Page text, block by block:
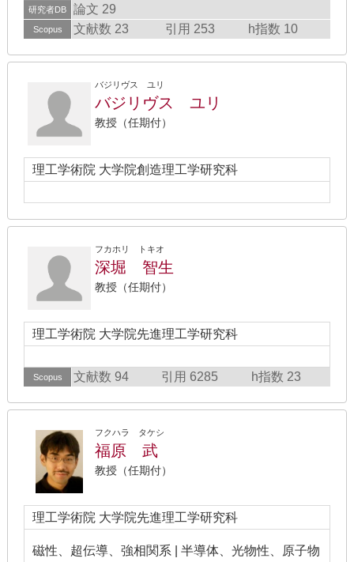
研究者DB 論文 29
Scopus 文献数 23 引用 253 h指数 10
バジリヴス ユリ
バジリヴス ユリ
教授（任期付）
理工学術院 大学院創造理工学研究科
フカホリ トキオ
深堀 智生
教授（任期付）
理工学術院 大学院先進理工学研究科
Scopus 文献数 94 引用 6285 h指数 23
フクハラ タケシ
福原 武
教授（任期付）
理工学術院 大学院先進理工学研究科
磁性、超伝導、強相関系 | 半導体、光物性、原子物